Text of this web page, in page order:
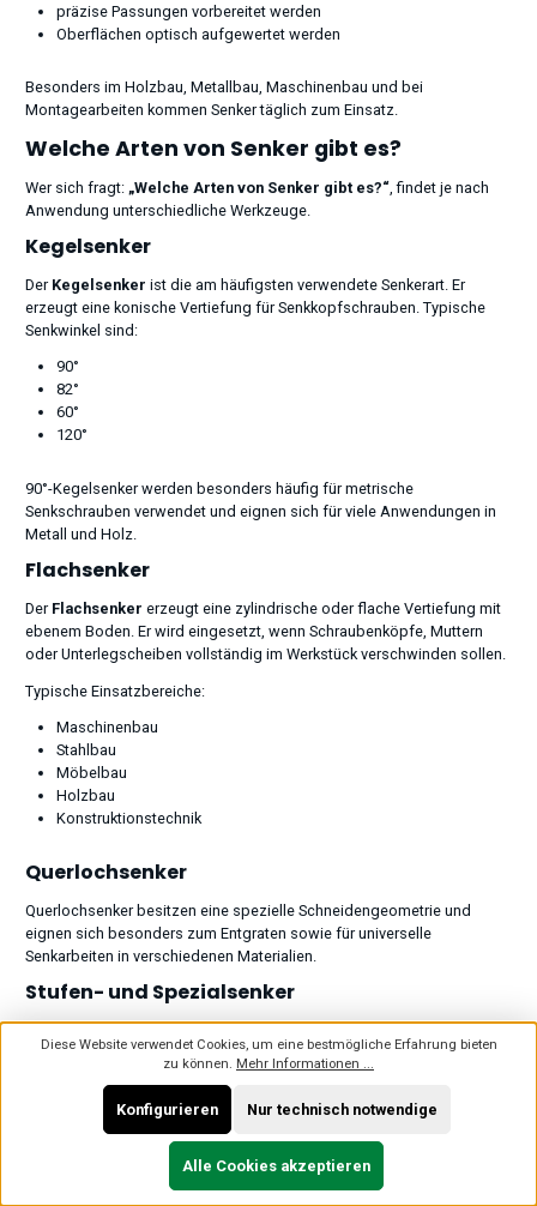
präzise Passungen vorbereitet werden
Oberflächen optisch aufgewertet werden
Besonders im Holzbau, Metallbau, Maschinenbau und bei
Montagearbeiten kommen Senker täglich zum Einsatz.
Welche Arten von Senker gibt es?
Wer sich fragt: „Welche Arten von Senker gibt es?“ , findet je nach
Anwendung unterschiedliche Werkzeuge.
Kegelsenker
Der Kegelsenker ist die am häufigsten verwendete Senkerart. Er
erzeugt eine konische Vertiefung für Senkkopfschrauben. Typische
Senkwinkel sind:
90°
82°
60°
120°
90°-Kegelsenker werden besonders häufig für metrische
Senkschrauben verwendet und eignen sich für viele Anwendungen in
Metall und Holz.
Flachsenker
Der Flachsenker erzeugt eine zylindrische oder flache Vertiefung mit
ebenem Boden. Er wird eingesetzt, wenn Schraubenköpfe, Muttern
oder Unterlegscheiben vollständig im Werkstück verschwinden sollen.
Typische Einsatzbereiche:
Maschinenbau
Stahlbau
Möbelbau
Holzbau
Konstruktionstechnik
Querlochsenker
Querlochsenker besitzen eine spezielle Schneidengeometrie und
eignen sich besonders zum Entgraten sowie für universelle
Senkarbeiten in verschiedenen Materialien.
Stufen- und Spezialsenker
Sonderformen zum Einsatz, die Bohren und Senken in einem
Arbeitsgang ermöglichen oder für bestimmte Werkstoffe entwickelt
Welcher Senker für welche Schraube?
„Welcher Senker für welche Schraube?“
Diese Website verwendet Cookies, um eine bestmögliche Erfahrung bieten
zu können. Mehr Informationen ...
Nur technisch notwendige
Konfigurieren
Alle Cookies akzeptieren